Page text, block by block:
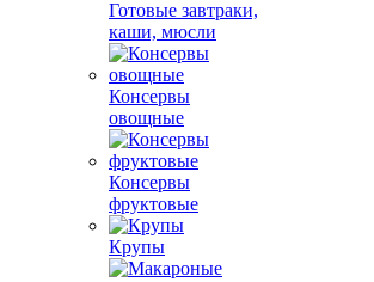
Готовые завтраки,
каши, мюсли
Консервы
овощные
Консервы
фруктовые
Крупы